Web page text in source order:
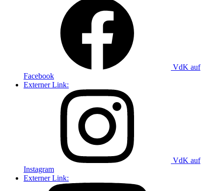
VdK auf
Facebook
Externer Link:
VdK auf
Instagram
Externer Link: